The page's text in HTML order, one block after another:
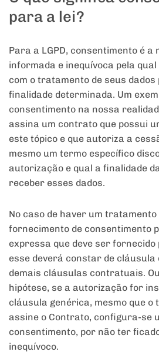
para a lei?
Para a LGPD, consentimento é
informada e inequívoca pela
com o tratamento de seus
finalidade determinada. Um
consentimento na nossa
assina um contrato que possui
este tópico e que autoriza a
mesmo um termo específico
autorização e qual a finalidade
receber esses dados.
No caso de haver um tratamento
fornecimento de consentimento
expressa que deve ser fornecido
esse deverá constar de cláusula
demais cláusulas contratuais.
hipótese, se a autorização for
cláusula genérica, mesmo que o
assine o Contrato, configura-se
consentimento, por não ter
inequívoco.